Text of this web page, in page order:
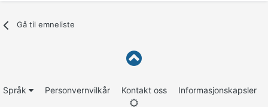
Gå til emneliste
Språk Personvernvilkår Kontakt oss Informasjonskapsler